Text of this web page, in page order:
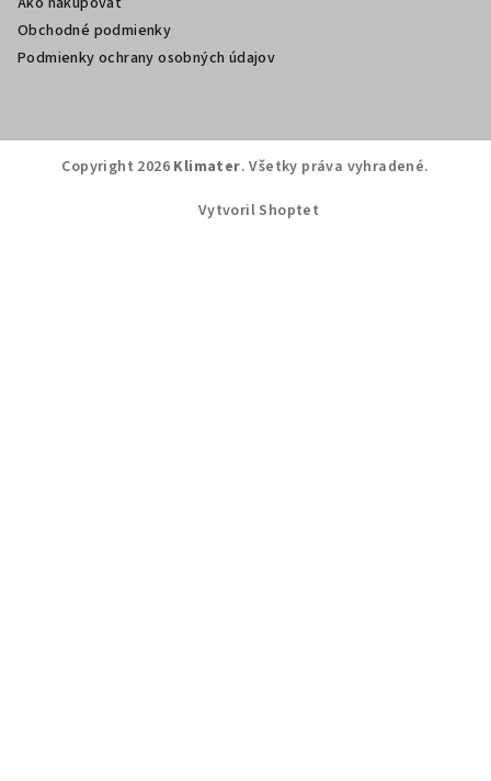
Obchodné podmienky
Podmienky ochrany osobných údajov
Copyright 2026 Klimater. Všetky práva vyhradené.
Vytvoril Shoptet